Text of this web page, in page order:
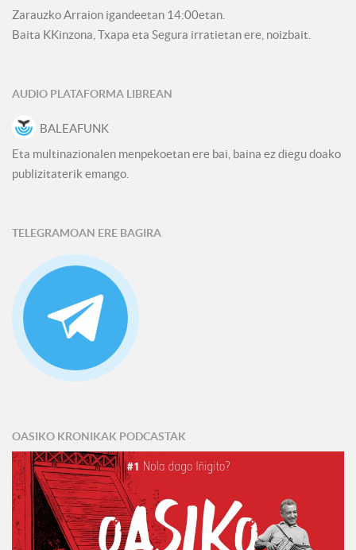
Zarauzko Arraion igandeetan 14:00etan.
Baita KKinzona, Txapa eta Segura irratietan ere, noizbait.
AUDIO PLATAFORMA LIBREAN
BALEAFUNK
Eta multinazionalen menpekoetan ere bai, baina ez diegu doako
publizitaterik emango.
TELEGRAMOAN ERE BAGIRA
OASIKO KRONIKAK PODCASTAK